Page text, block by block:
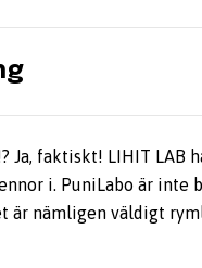
Ja, faktiskt! LIHIT LAB
i. PuniLabo är inte
är nämligen väldigt